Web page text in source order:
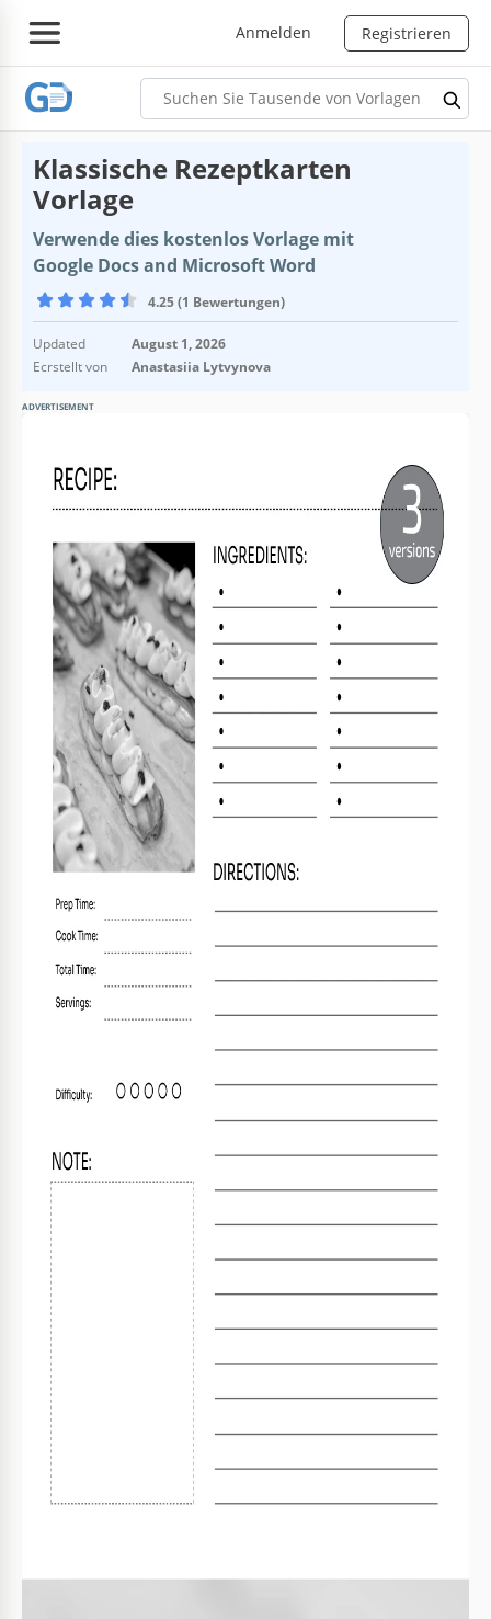
Anmelden Registrieren
Klassische Rezeptkarten
Vorlage
Verwende dies kostenlos Vorlage mit
Google Docs and Microsoft Word
4.25 (1 Bewertungen)
Updated
August 1, 2026
Ecrstellt von
Anastasiia Lytvynova
ADVERTISEMENT